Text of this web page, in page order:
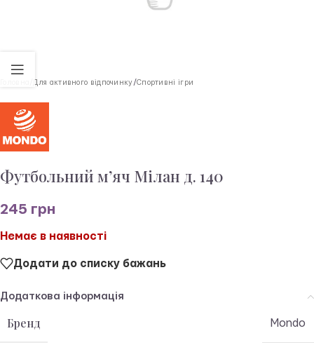
Для активного відпочинку /Спортивні ігри
Футбольний м’яч Мілан д. 140
245 грн
Немає в наявності
Додати до списку бажань
Додаткова інформація
Бренд Mondo